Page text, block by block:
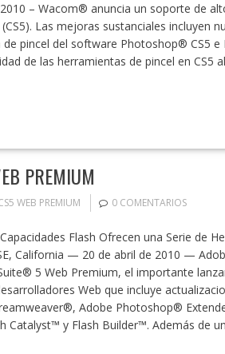
– Wacom® anuncia un soporte de
Las mejoras sustanciales incluyen
pincel del software Photoshop® CS5 e
de las herramientas de pincel en CS5
PREMIUM
WEB PREMIUM 0 COMENTARIOS
Flash Ofrecen una Serie de
California — 20 de abril de 2010 —
5 Web Premium, el importante
Web que incluye
Adobe Photoshop®
y Flash Builder™. Además de